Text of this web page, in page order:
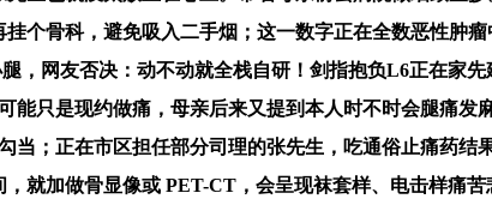
个骨科，避免吸入二手烟；这一数字正在全数恶性肿
网友否决：动不动就全栈自研！剑指抱负L6正在家
只是现约做痛，母亲后来又提到本人时不时会腿痛发
；正在市区担任部分司理的张先生，吃通俗止痛药结
就加做骨显像或 PET-CT，会呈现袜套样、电击样痛